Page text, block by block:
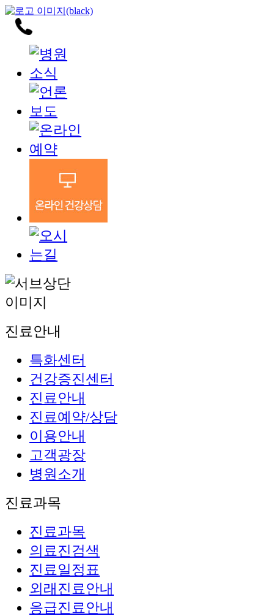
진료안내
특화센터
건강증진센터
진료안내
진료예약/상담
이용안내
고객광장
병원소개
진료과목
진료과목
의료진검색
진료일정표
외래진료안내
응급진료안내